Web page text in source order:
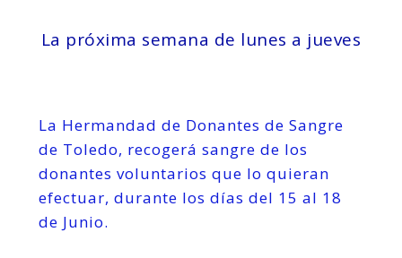
La próxima semana de lunes a jueves
La Hermandad de Donantes de Sangre
de Toledo, recogerá sangre de los
donantes voluntarios que lo quieran
efectuar, durante los días del 15 al 18
de Junio.